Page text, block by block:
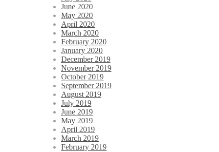
June 2020
May 2020
April 2020
March 2020
February 2020
January 2020
December 2019
November 2019
October 2019
September 2019
August 2019
July 2019
June 2019
May 2019
April 2019
March 2019
February 2019